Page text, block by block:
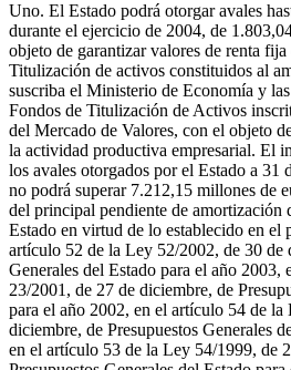
Uno. El Estado podrá otorgar avales
durante el ejercicio de 2004, de
objeto de garantizar valores de renta
Titulización de activos constituidos al
suscriba el Ministerio de Economía y las
Fondos de Titulización de Activos
del Mercado de Valores, con el objeto
la actividad productiva empresarial. El
los avales otorgados por el Estado a 31
no podrá superar 7.212,15 millones de
del principal pendiente de amortización
Estado en virtud de lo establecido en el
artículo 52 de la Ley 52/2002, de 30 de
Generales del Estado para el año
23/2001, de 27 de diciembre, de
para el año 2002, en el artículo 54 de
diciembre, de Presupuestos Generales
en el artículo 53 de la Ley 54/1999, de